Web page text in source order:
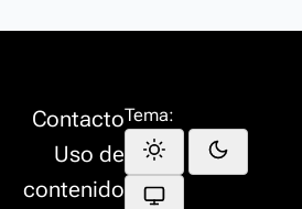
Contacto
Uso de
contenido
Tema: